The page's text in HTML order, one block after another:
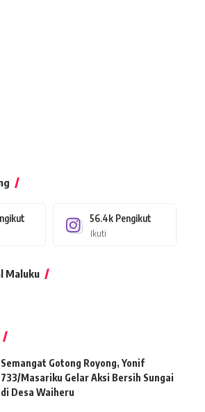
56.4k Pengikut
Ikuti
Maluku
Semangat Gotong Royong, Yonif
733/Masariku Gelar Aksi Bersih Sungai
di Desa Waiheru